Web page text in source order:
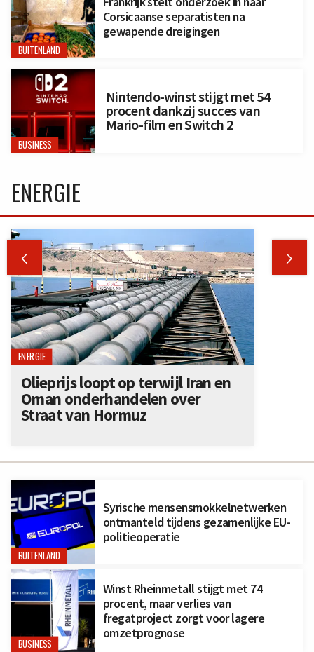
BUITENLAND
Corsicaanse separatisten na
gewapende dreigingen
BUSINESS
Nintendo-winst stijgt met 54
procent dankzij succes van
Mario-film en Switch 2
BUITENLAND
Syrische mensensmokkelnetwerken
ontmanteld tijdens gezamenlijke EU-
politieoperatie
BUSINESS
Winst Rheinmetall stijgt met 74
procent, maar verlies van
fregatproject zorgt voor lagere
omzetprognose
ENERGIE
 
ENERGIE
Olieprijs loopt op terwijl Iran en
Oman onderhandelen over
Straat van Hormuz